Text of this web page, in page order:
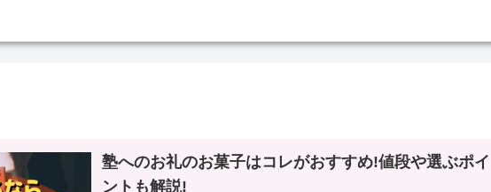
塾へのお礼のお菓子はコレがおすすめ!値段や選ぶポイ
ントも解説!